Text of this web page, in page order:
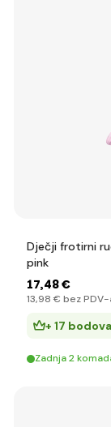
Dječji frotirni
pink
17,48 €
13,98 € bez
+ 17 bodova
Zadnja 2